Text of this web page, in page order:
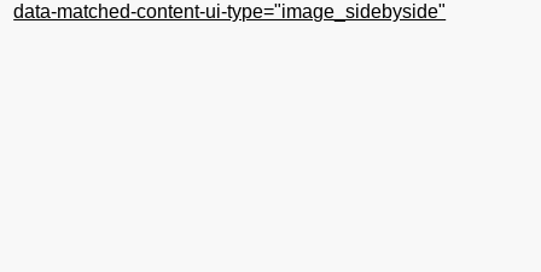
data-matched-content-ui-type="image_sidebyside"